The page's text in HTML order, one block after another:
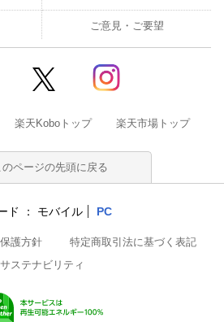
ご意見・ご要望
楽天Koboトップ 楽天市場トップ
のページの先頭に戻る
ド モバイル PC
護方針
特定商取引法に基づく表記
サステナビリティ